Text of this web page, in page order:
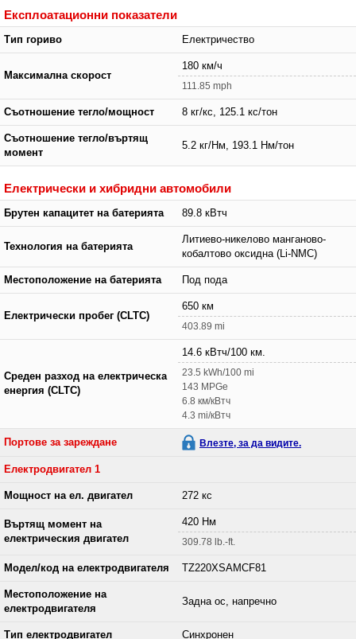
Експлоатационни показатели
Тип гориво Електричество
Максимална скорост
180 км/ч
111.85 mph
Съотношение тегло/мощност 8 кг/кс, 125.1 кс/тон
Съотношение тегло/въртящ
момент
5.2 кг/Нм, 193.1 Нм/тон
Електрически и хибридни автомобили
Брутен капацитет на батерията 89.8 кВтч
Технология на батерията
Литиево-никелово манганово-
кобалтово оксидна (Li-NMC)
Местоположение на батерията Под пода
Електрически пробег (CLTC)
650 км
403.89 mi
Среден разход на електрическа
енергия (CLTC)
14.6 кВтч/100 км.
23.5 kWh/100 mi
143 MPGe
6.8 км/кВтч
4.3 mi/кВтч
Портове за зареждане Влезте, за да видите.
Електродвигател 1
Мощност на ел. двигател 272 кс
Въртящ момент на
електрическия двигател
420 Нм
309.78 lb.-ft.
Модел/код на електродвигателя TZ220XSAMCF81
Местоположение на
електродвигателя
Задна ос, напречно
Тип електродвигател Синхронен